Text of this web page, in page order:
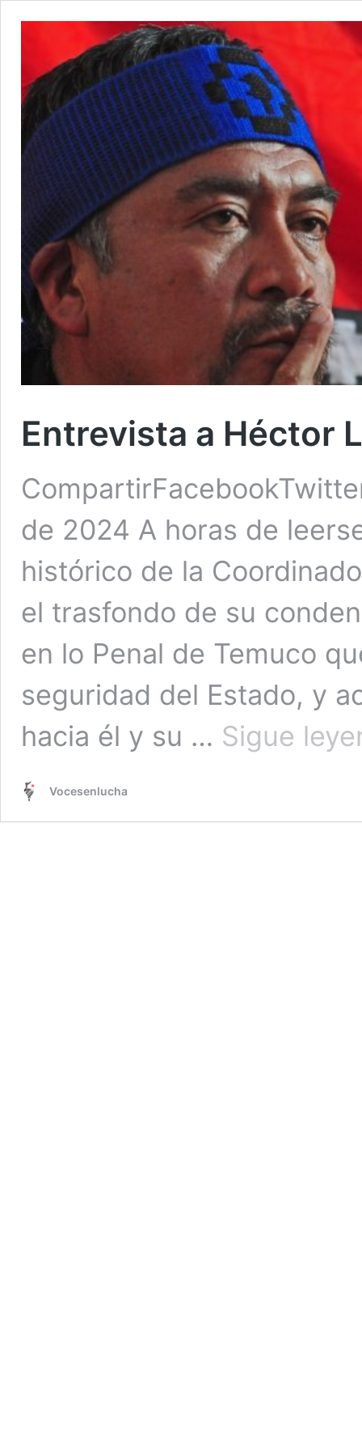
Entrevista a Héctor
de 2024 A horas de
histórico de la
el trasfondo de su
en lo Penal de Temuco
seguridad del Estado, y
hacia él y su … Sigue
Vocesenlucha